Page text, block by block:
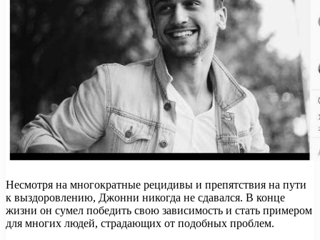
Несмотря на многократные рецидивы и препятствия на пути
к выздоровлению, Джонни никогда не сдавался. В конце
жизни он сумел победить свою зависимость и стать примером
для многих людей, страдающих от подобных проблем.